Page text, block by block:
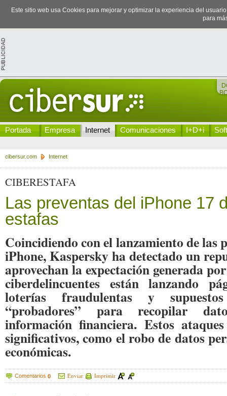
Este sitio web usa Cookies para mejorar y optimizar la experiencia del
para
Portada Empresa Internet Comunicaciones I+D+i
cibersur.com Internet
CIBERESTAFA
Las preventas del iPhone 17
estafas
Coincidiendo con el lanzamiento de las
iPhone, Kaspersky ha detectado un
aprovechan la expectación generada
ciberdelincuentes están lanzando
loterías fraudulentas y
“probadores” para recopilar
información financiera. Estos
significativos, como el robo de datos
económicas.
Comentarios 0 Enviar Imprimir